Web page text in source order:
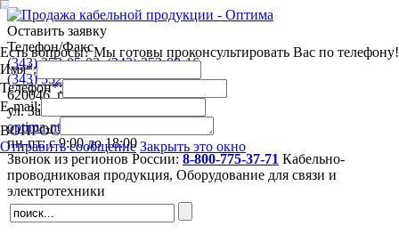
Оставить заявку
Телефон/Факс
(343)253-05-03,(343)253-80-16
(343)352-44-63,(343)352-41-53
620046,г. Екатеринбург
ул. Завокзальная 5, оф. 709
optima-nt@mail.ru
пн-пт: с 9:00 до 18:00
Звонок из регионов России: 8-800-775-37-71 Кабельно-
проводниковая продукция, Оборудование для связи и
электротехники
Есть вопросы? Мы готовы проконсультировать Вас по телефону!
Имя*:
Телефон*:
E-mail:
ВОПРОС
Отправить сообщение Закрыть это окно